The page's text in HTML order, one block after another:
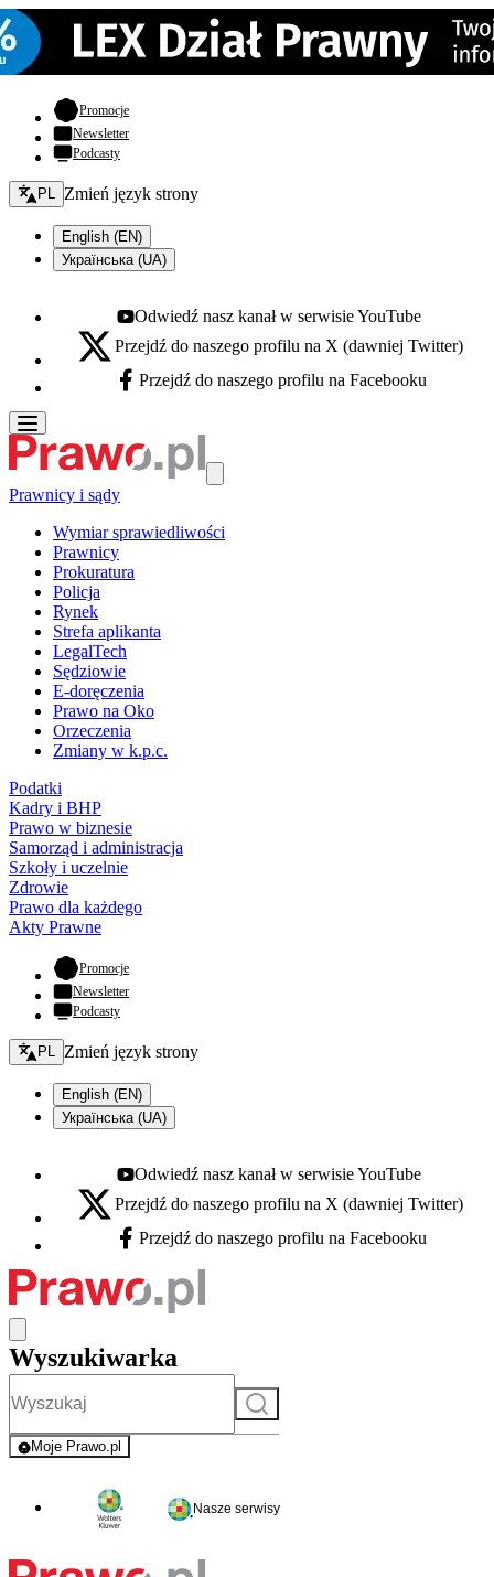
Promocje- otwiera się w nowej karcie
Newsletter
Podcasty
Zmień język - bieżący:
PL Zmień język strony
English (EN)
Українська (UA)
Youtube - otwiera się w nowej karcie
Odwiedź nasz kanał w serwisie YouTube
X - otwiera się w nowej karcie
Przejdź do naszego profilu na X (dawniej Twitter)
Facebook - otwiera się w nowej karcie
Przejdź do naszego profilu na Facebooku
Prawnicy i sądy
Wymiar sprawiedliwości
Prawnicy
Prokuratura
Policja
Rynek
Strefa aplikanta
LegalTech
Sędziowie
E-doręczenia
Prawo na Oko
Orzeczenia
Zmiany w k.p.c.
Podatki
Kadry i BHP
Prawo w biznesie
Samorząd i administracja
Szkoły i uczelnie
Zdrowie
Prawo dla każdego
Akty Prawne
Promocje- otwiera się w nowej karcie
Newsletter
Podcasty
Zmień język - bieżący:
PL Zmień język strony
English (EN)
Українська (UA)
Youtube - otwiera się w nowej karcie
Odwiedź nasz kanał w serwisie YouTube
X - otwiera się w nowej karcie
Przejdź do naszego profilu na X (dawniej Twitter)
Facebook - otwiera się w nowej karcie
Przejdź do naszego profilu na Facebooku
Wyszukiwarka
Szukaj
Moje Prawo.pl
- rejestracja i logowanie do serwisu
Nasze serwisy